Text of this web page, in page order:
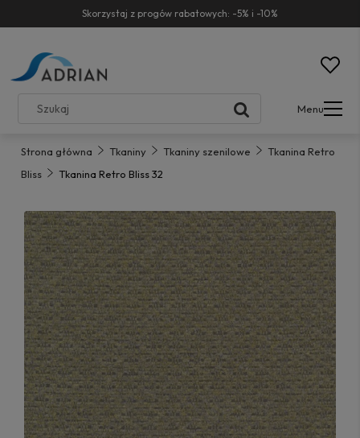
Skorzystaj z progów rabatowych: -5% i -10%
Menu
Strona główna Tkaniny Tkaniny szenilowe
Tkanina Retro
Bliss
Tkanina Retro Bliss 32